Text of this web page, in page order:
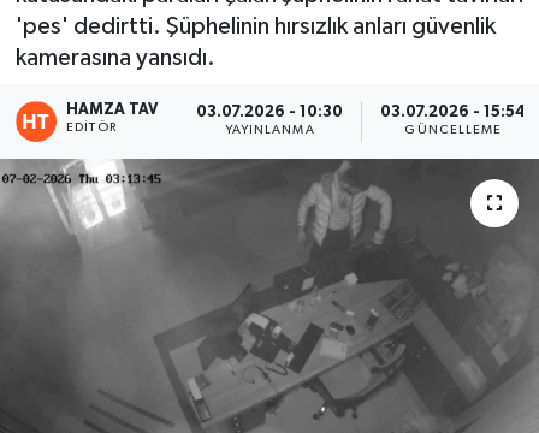
'pes' dedirtti. Şüphelinin hırsızlık anları güvenlik
kamerasına yansıdı.
HAMZA TAV
EDITÖR
03.07.2026 - 10:30
YAYINLANMA
03.07.2026 - 15:54
GÜNCELLEME
Teknoloji